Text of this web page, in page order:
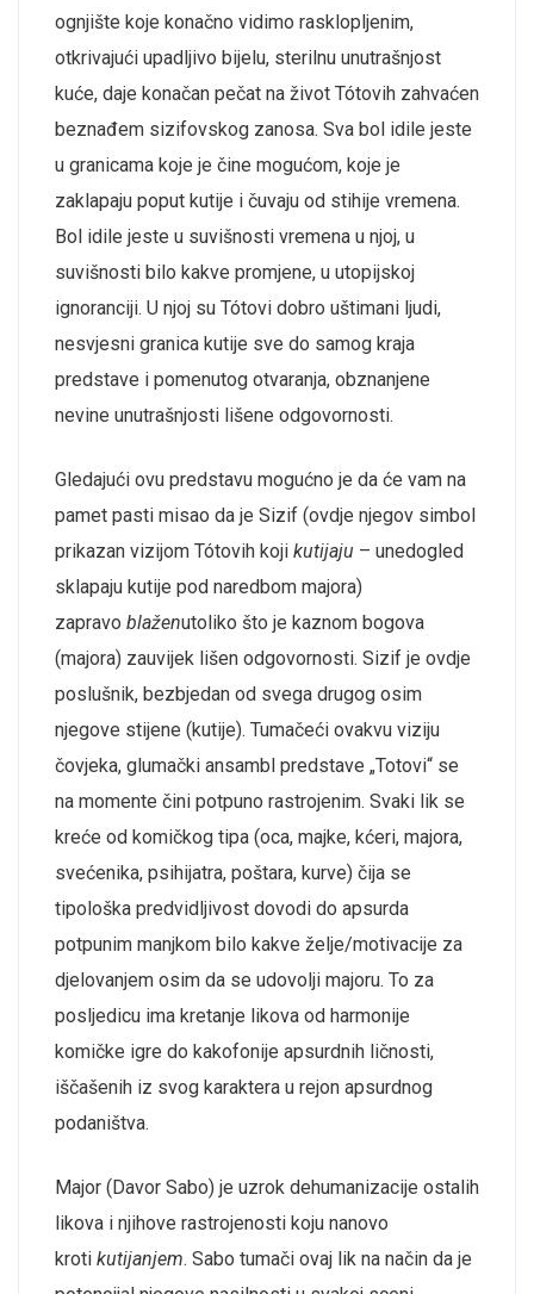
ognjište koje konačno vidimo rasklopljenim,
otkrivajući upadljivo bijelu, sterilnu unutrašnjost
kuće, daje konačan pečat na život Tótovih zahvaćen
beznađem sizifovskog zanosa. Sva bol idile jeste
u granicama koje je čine mogućom, koje je
zaklapaju poput kutije i čuvaju od stihije vremena.
Bol idile jeste u suvišnosti vremena u njoj, u
suvišnosti bilo kakve promjene, u utopijskoj
ignoranciji. U njoj su Tótovi dobro uštimani ljudi,
nesvjesni granica kutije sve do samog kraja
predstave i pomenutog otvaranja, obznanjene
nevine unutrašnjosti lišene odgovornosti.
Gledajući ovu predstavu mogućno je da će vam na
pamet pasti misao da je Sizif (ovdje njegov simbol
prikazan vizijom Tótovih koji kutijaju – unedogled
sklapaju kutije pod naredbom majora)
zapravo blaženutoliko što je kaznom bogova
(majora) zauvijek lišen odgovornosti. Sizif je ovdje
poslušnik, bezbjedan od svega drugog osim
njegove stijene (kutije). Tumačeći ovakvu viziju
čovjeka, glumački ansambl predstave „Totovi“ se
na momente čini potpuno rastrojenim. Svaki lik se
kreće od komičkog tipa (oca, majke, kćeri, majora,
svećenika, psihijatra, poštara, kurve) čija se
tipološka predvidljivost dovodi do apsurda
potpunim manjkom bilo kakve želje/motivacije za
djelovanjem osim da se udovolji majoru. To za
posljedicu ima kretanje likova od harmonije
komičke igre do kakofonije apsurdnih ličnosti,
iščašenih iz svog karaktera u rejon apsurdnog
podaništva.
Major (Davor Sabo) je uzrok dehumanizacije ostalih
likova i njihove rastrojenosti koju nanovo
kroti kutijanjem. Sabo tumači ovaj lik na način da je